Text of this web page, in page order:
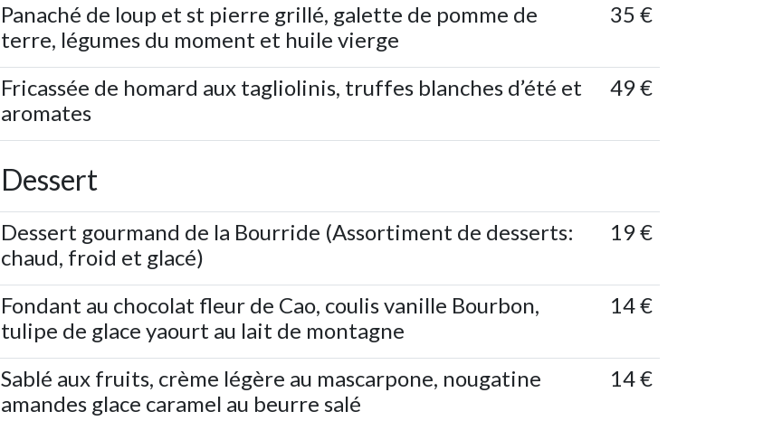
Panaché de loup et st pierre grillé, galette de pomme de
terre, légumes du moment et huile vierge
35 €
Fricassée de homard aux tagliolinis, truffes blanches d’été et
aromates
49 €
Dessert
Dessert gourmand de la Bourride (Assortiment de desserts:
chaud, froid et glacé)
19 €
Fondant au chocolat fleur de Cao, coulis vanille Bourbon,
tulipe de glace yaourt au lait de montagne
14 €
Sablé aux fruits, crème légère au mascarpone, nougatine
amandes glace caramel au beurre salé
14 €